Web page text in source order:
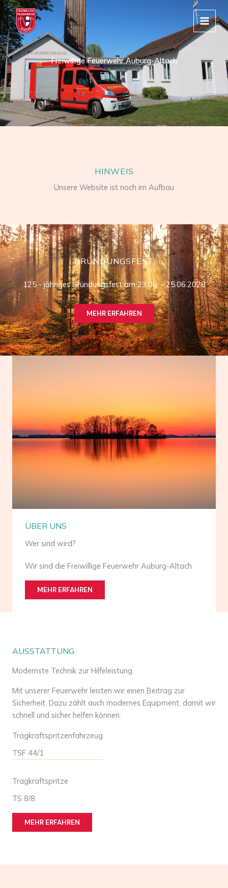
Zum
Inhalt
springen
Freiwillige Feuerwehr Auburg-Altach
HINWEIS
Unsere Website ist noch im Aufbau
GRÜNDUNGSFEST
125 - jähriges Gründungsfest am 23.06. - 25.06.2028
MEHR ERFAHREN
ÜBER UNS
Wer sind wird?
Wir sind die Freiwillige Feuerwehr Auburg-Altach
MEHR ERFAHREN
AUSSTATTUNG
Modernste Technik zur Hilfeleistung
Mit unserer Feuerwehr leisten wir einen Beitrag zur
Sicherheit. Dazu zählt auch modernes Equipment, damit wir
schnell und sicher helfen können.
Tragkraftspritzenfahrzeug
TSF 44/1
Tragkraftspritze
TS 8/8
MEHR ERFAHREN